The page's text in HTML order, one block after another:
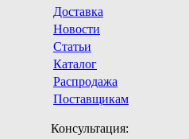
Доставка
Новости
Статьи
Каталог
Распродажа
Поставщикам
Консультация: